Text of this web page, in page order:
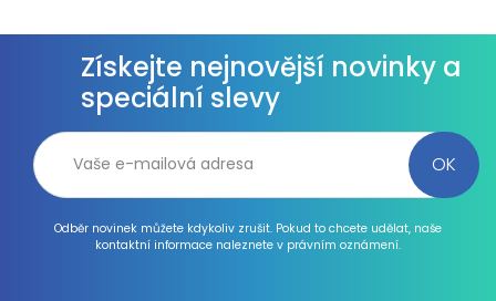
Získejte nejnovější novinky a
speciální slevy
Odběr novinek můžete kdykoliv zrušit. Pokud to chcete udělat, naše
kontaktní informace naleznete v právním oznámení.